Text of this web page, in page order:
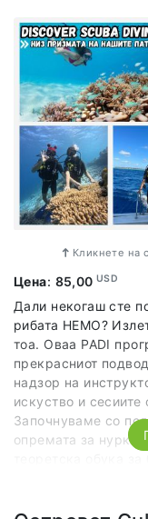
Кликнете на
Цена: 85,00USD
Дали некогаш сте
рибата НЕМО?
тоа. Оваа PADI
прекрасниот
надзор на
искуство и сесиите
Започнуваме со
опремата за